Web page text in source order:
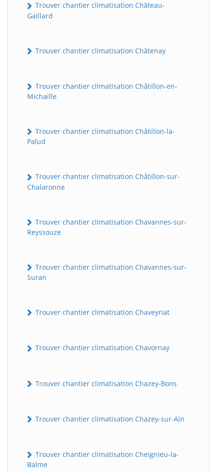
Trouver chantier climatisation Château-
Gaillard
Trouver chantier climatisation Châtenay
Trouver chantier climatisation Châtillon-en-
Michaille
Trouver chantier climatisation Châtillon-la-
Palud
Trouver chantier climatisation Châtillon-sur-
Chalaronne
Trouver chantier climatisation Chavannes-sur-
Reyssouze
Trouver chantier climatisation Chavannes-sur-
Suran
Trouver chantier climatisation Chaveyriat
Trouver chantier climatisation Chavornay
Trouver chantier climatisation Chazey-Bons
Trouver chantier climatisation Chazey-sur-Ain
Trouver chantier climatisation Cheignieu-la-
Balme